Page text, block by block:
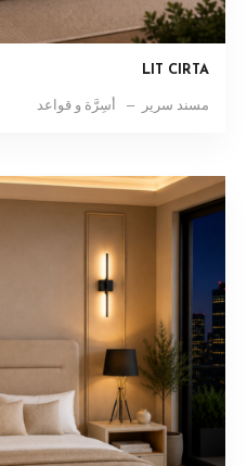
LIT CIRTA
أسِرَّة و قواعد مسند سرير